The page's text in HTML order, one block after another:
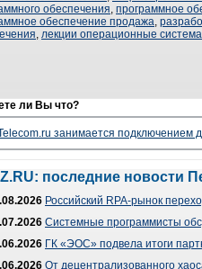
обеспечения, программное
обеспечение продажа,
, лекции операционные система
ли Вы что?
занимается подключением
последние новости
Российский RPA-рынок
Системные программисты
ГК «ЭОС» подвела итоги
От децентрализованного